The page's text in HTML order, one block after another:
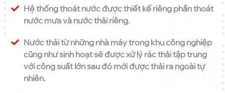
Hệ thống thoát nước được thiết kế riêng phần thoát
nước mưa và nước thải riêng.
Nước thải từ những nhà máy trong khu công nghiệp
cũng như sinh hoạt sẽ được xử lý rác thải tập trung
với công suất lớn sau đó mới được thải ra ngoài tự
nhiên.